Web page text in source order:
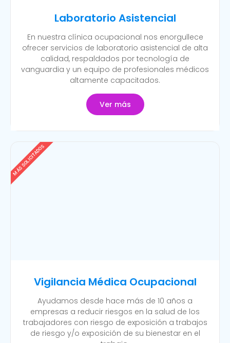
Laboratorio Asistencial
En nuestra clínica ocupacional nos enorgullece
ofrecer servicios de laboratorio asistencial de alta
calidad, respaldados por tecnología de
vanguardia y un equipo de profesionales médicos
altamente capacitados.
Ver más
Vigilancia Médica Ocupacional
Ayudamos desde hace más de 10 años a
empresas a reducir riesgos en la salud de los
trabajadores con riesgo de exposición a trabajos
de riesgo y/o exposición de su bienestar en el
MÁS SOLICITADOS